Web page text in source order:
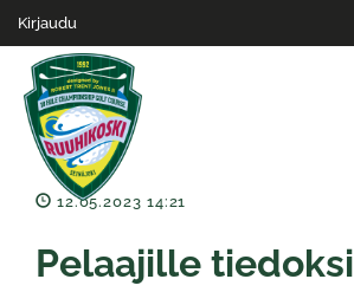
Kirjaudu
12.05.2023 14:21
Pelaajille tiedoksi